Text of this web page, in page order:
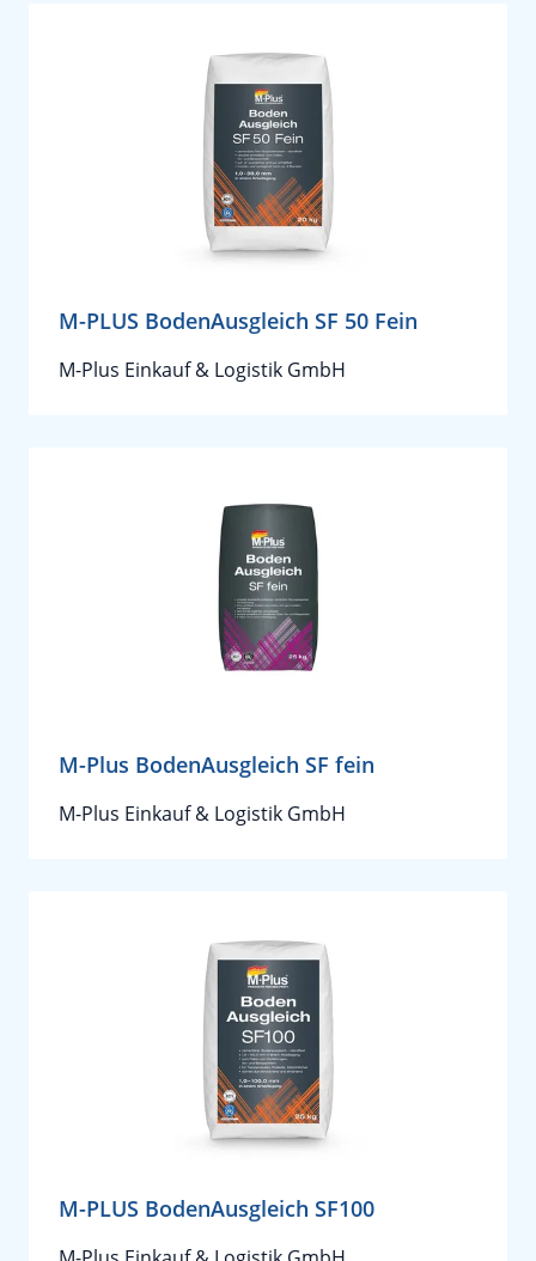
M-PLUS BodenAusgleich SF 50 Fein
M-Plus Einkauf & Logistik GmbH
M-Plus BodenAusgleich SF fein
M-Plus Einkauf & Logistik GmbH
M-PLUS BodenAusgleich SF100